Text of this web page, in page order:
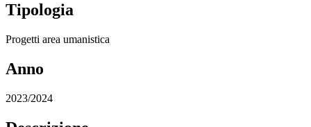
Tipologia
Progetti area umanistica
Anno
2023/2024